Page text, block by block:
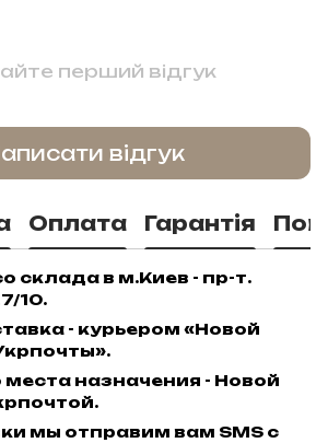
перший відгук
відгук
Оплата Гарантія
склада в м.Киев - пр-т.
10.
- курьером «Новой
назначения - Новой
мы отправим вам SMS с